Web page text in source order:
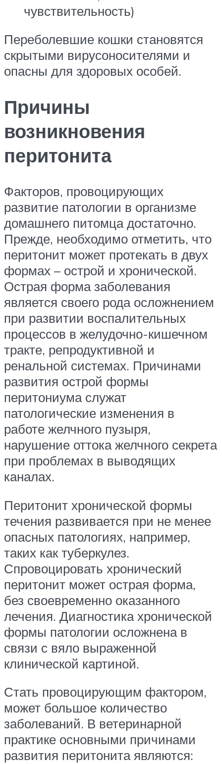
чувствительность)
Переболевшие кошки становятся
скрытыми вирусоносителями и
опасны для здоровых особей.
Причины
возникновения
перитонита
Факторов, провоцирующих
развитие патологии в организме
домашнего питомца достаточно.
Прежде, необходимо отметить, что
перитонит может протекать в двух
формах – острой и хронической.
Острая форма заболевания
является своего рода осложнением
при развитии воспалительных
процессов в желудочно-кишечном
тракте, репродуктивной и
ренальной системах. Причинами
развития острой формы
перитониума служат
патологические изменения в
работе желчного пузыря,
нарушение оттока желчного секрета
при проблемах в выводящих
каналах.
Перитонит хронической формы
течения развивается при не менее
опасных патологиях, например,
таких как туберкулез.
Спровоцировать хронический
перитонит может острая форма,
без своевременно оказанного
лечения. Диагностика хронической
формы патологии осложнена в
связи с вяло выраженной
клинической картиной.
Стать провоцирующим фактором,
может большое количество
заболеваний. В ветеринарной
практике основными причинами
развития перитонита являются: